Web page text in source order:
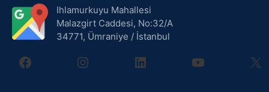
Ihlamurkuyu Mahallesi
Malazgirt Caddesi, No:32/A
34771, Ümraniye / İstanbul
facebookinstagramlinkedin youtube X